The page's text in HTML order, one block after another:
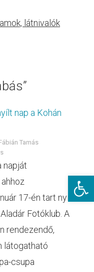
nap a Kohán
Tamás
napját
17-én tart nyílt
Fotóklub. A
rendezendő,
látogatható
csupa